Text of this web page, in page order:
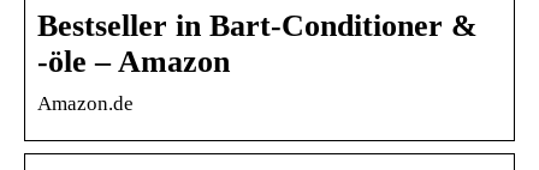
Bestseller in Bart-Conditioner &
-öle – Amazon
Amazon.de